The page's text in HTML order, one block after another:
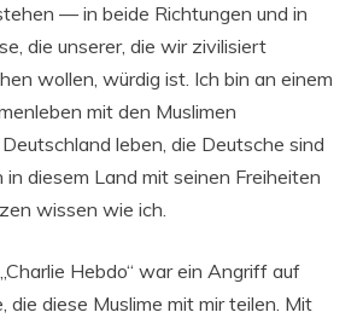
— in beide Richtungen und in
die unserer, die wir zivilisiert
wollen, würdig ist. Ich bin an einem
mit den Muslimen
leben, die Deutsche sind
in diesem Land mit seinen Freiheiten
wissen wie ich.
Hebdo“ war ein Angriff auf
die diese Muslime mit mir teilen. Mit